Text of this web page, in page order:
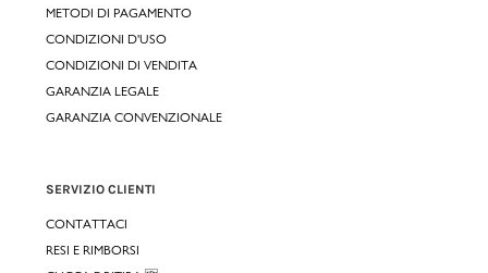
METODI DI PAGAMENTO
CONDIZIONI D'USO
CONDIZIONI DI VENDITA
GARANZIA LEGALE
GARANZIA CONVENZIONALE
SERVIZIO CLIENTI
CONTATTACI
RESI E RIMBORSI